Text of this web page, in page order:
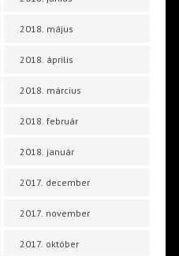
2018. május
2018. április
2018. március
2018. február
2018. január
2017. december
2017. november
2017. október